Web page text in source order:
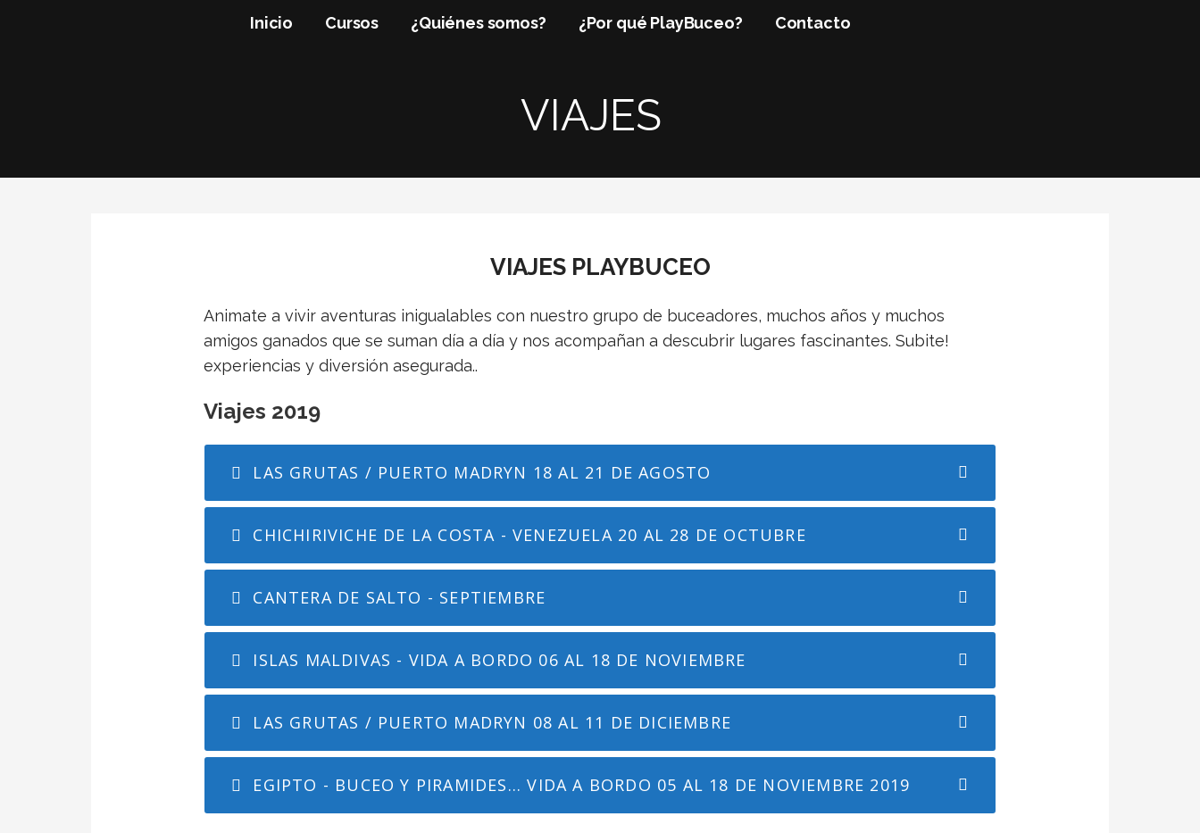
Inicio Cursos ¿Quiénes somos? ¿Por qué PlayBuceo? Contacto
VIAJES
VIAJES PLAYBUCEO
Animate a vivir aventuras inigualables con nuestro grupo de buceadores, muchos años y muchos
amigos ganados que se suman día a día y nos acompañan a descubrir lugares fascinantes. Subite!
experiencias y diversión asegurada..
Viajes 2019
LAS GRUTAS / PUERTO MADRYN 18 AL 21 DE AGOSTO
CHICHIRIVICHE DE LA COSTA - VENEZUELA 20 AL 28 DE OCTUBRE
CANTERA DE SALTO - SEPTIEMBRE
ISLAS MALDIVAS - VIDA A BORDO 06 AL 18 DE NOVIEMBRE
LAS GRUTAS / PUERTO MADRYN 08 AL 11 DE DICIEMBRE
EGIPTO - BUCEO Y PIRAMIDES... VIDA A BORDO 05 AL 18 DE NOVIEMBRE 2019